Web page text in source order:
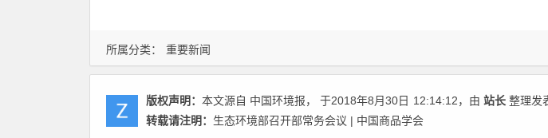
所属分类： 重要新闻
版权声明： 本文源自 中国环境报， 于2018年8月30日 12:14:12，由 站长 整理发
转载请注明： 生态环境部召开部常务会议 | 中国商品学会